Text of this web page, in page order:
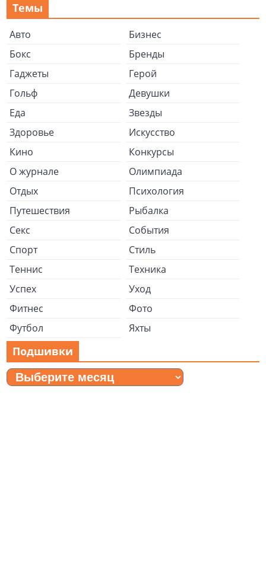
Темы
Авто
Бизнес
Бокс
Бренды
Гаджеты
Герой
Гольф
Девушки
Еда
Звезды
Здоровье
Искусство
Кино
Конкурсы
О журнале
Олимпиада
Отдых
Психология
Путешествия
Рыбалка
Секс
События
Спорт
Стиль
Теннис
Техника
Успех
Уход
Фитнес
Фото
Футбол
Яхты
Подшивки
Подшивки